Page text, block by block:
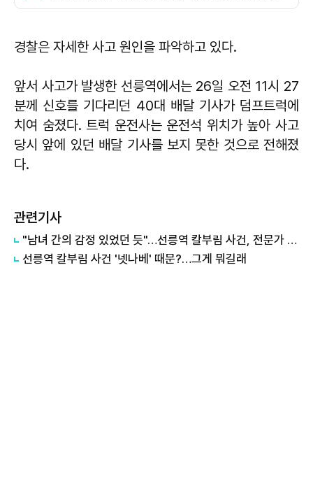
경찰은 자세한 사고 원인을 파악하고 있다.
앞서 사고가 발생한 선릉역에서는 26일 오전 11시 27
분께 신호를 기다리던 40대 배달 기사가 덤프트럭에
치여 숨졌다. 트럭 운전사는 운전석 위치가 높아 사고
당시 앞에 있던 배달 기사를 보지 못한 것으로 전해졌
다.
관련기사
"남녀 간의 감정 있었던 듯"…선릉역 칼부림 사건, 전문가 의견 들어보니
선릉역 칼부림 사건 '넷나베' 때문?…그게 뭐길래